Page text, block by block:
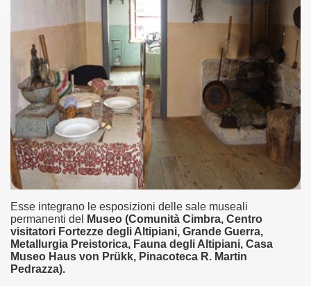
Esse integrano le esposizioni delle sale museali
permanenti del
Museo (Comunità Cimbra, Centro
visitatori Fortezze degli Altipiani, Grande Guerra,
Metallurgia Preistorica, Fauna degli Altipiani, Casa
Museo Haus von Prükk, Pinacoteca R. Martin
Pedrazza).